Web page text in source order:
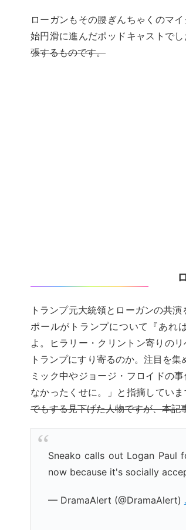
ローガンもその腰ぎんちゃくのマ
始円滑に進んだポッドキャストで
張するものです。
トランプ元大統領とローガンの共
ポールがトランプについて『あれ
よ。ヒラリー・クリントン寄りの
トランプにすり寄るのか。注目を
ミック中やジョージ・フロイドの
なかったくせに。」と指摘してい
でもする見下げた人物ですが、本
Sneako calls out Logan Paul
now because it's socially
— DramaAlert (@DramaAlert)